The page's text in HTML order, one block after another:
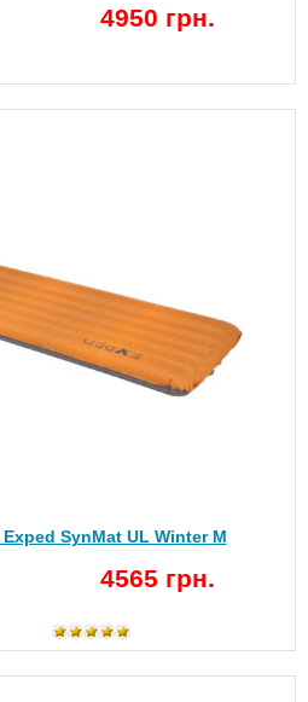
4950 грн.
SynMat UL Winter M
4565 грн.